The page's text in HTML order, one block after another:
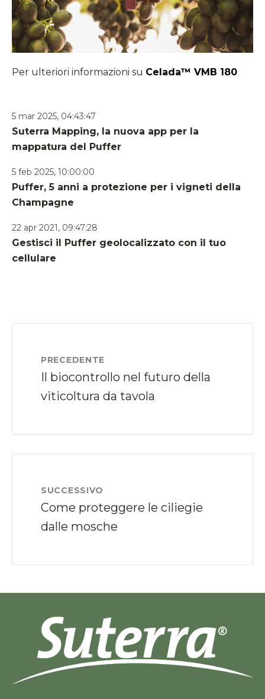
Per ulteriori informazioni su Celada™ VMB 180
5 mar 2025, 04:43:47
Suterra Mapping, la nuova app per la
mappatura del Puffer
5 feb 2025, 10:00:00
Puffer, 5 anni a protezione per i vigneti della
Champagne
22 apr 2021, 09:47:28
Gestisci il Puffer geolocalizzato con il tuo
cellulare
PRECEDENTE
Il biocontrollo nel futuro della
viticoltura da tavola
SUCCESSIVO
Come proteggere le ciliegie
dalle mosche